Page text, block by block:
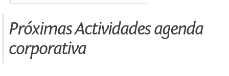
Próximas Actividades agenda
corporativa